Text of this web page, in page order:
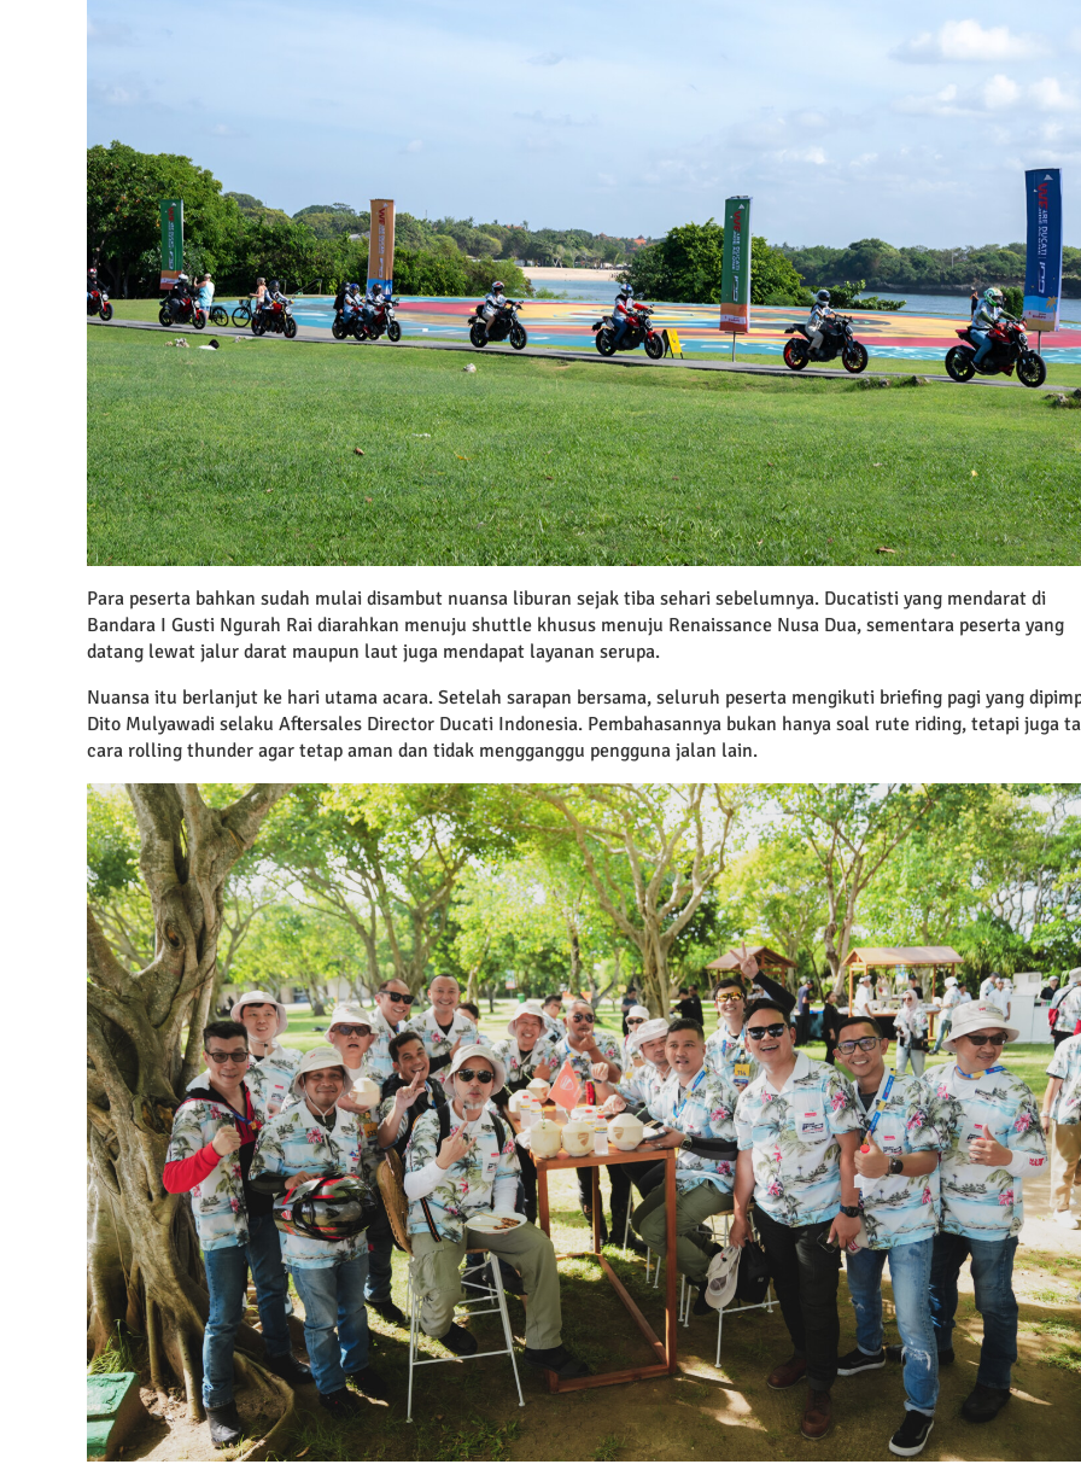
Para peserta bahkan sudah mulai disambut nuansa liburan sejak tiba sehari sebelumnya. Ducatisti yang mendarat di
Bandara I Gusti Ngurah Rai diarahkan menuju shuttle khusus menuju Renaissance Nusa Dua, sementara peserta yang
datang lewat jalur darat maupun laut juga mendapat layanan serupa.
Nuansa itu berlanjut ke hari utama acara. Setelah sarapan bersama, seluruh peserta mengikuti briefing pagi yang
Dito Mulyawadi selaku Aftersales Director Ducati Indonesia. Pembahasannya bukan hanya soal rute riding, tetapi juga
cara rolling thunder agar tetap aman dan tidak mengganggu pengguna jalan lain.